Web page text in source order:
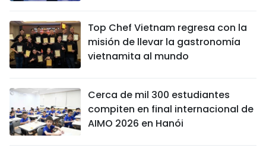
Top Chef Vietnam regresa con la
misión de llevar la gastronomía
vietnamita al mundo
Cerca de mil 300 estudiantes
compiten en final internacional de
AIMO 2026 en Hanói